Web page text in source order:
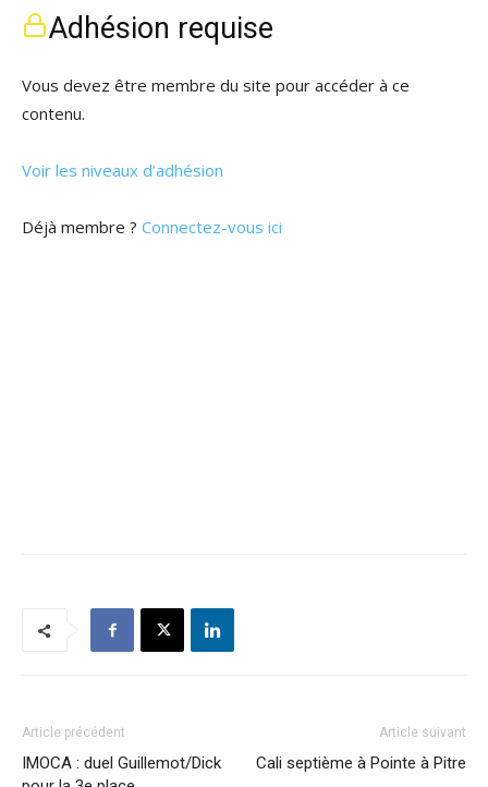
Adhésion requise
Vous devez être membre du site pour accéder à ce
contenu.
Voir les niveaux d’adhésion
Déjà membre ? Connectez-vous ici
Article précédent
IMOCA : duel Guillemot/Dick
Article suivant
Cali septième à Pointe à Pitre